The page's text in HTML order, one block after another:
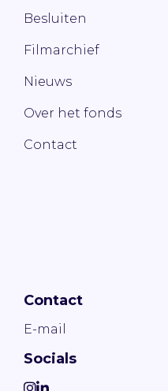
Besluiten
Filmarchief
Nieuws
Over het fonds
Contact
Contact
E-mail
Socials